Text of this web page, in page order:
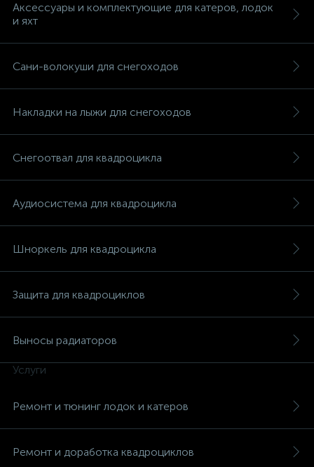
Аксессуары и комплектующие для катеров, лодок
и яхт
Сани-волокуши для снегоходов
Накладки на лыжи для снегоходов
Снегоотвал для квадроцикла
Аудиосистема для квадроцикла
Шноркель для квадроцикла
Защита для квадроциклов
Выносы радиаторов
Услуги
Ремонт и тюнинг лодок и катеров
Ремонт и доработка квадроциклов